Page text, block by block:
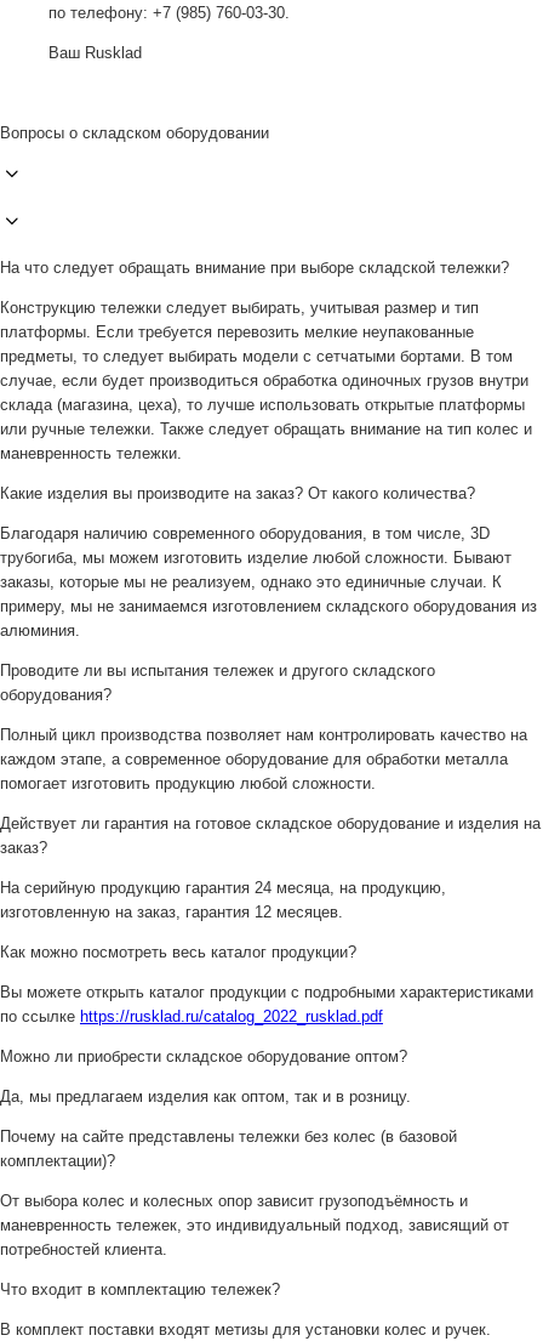
по телефону: +7 (985) 760-03-30.
Ваш Rusklad
Вопросы о складском оборудовании
На что следует обращать внимание при выборе складской тележки?
Конструкцию тележки следует выбирать, учитывая размер и тип
платформы. Если требуется перевозить мелкие неупакованные
предметы, то следует выбирать модели с сетчатыми бортами. В том
случае, если будет производиться обработка одиночных грузов внутри
склада (магазина, цеха), то лучше использовать открытые платформы
или ручные тележки. Также следует обращать внимание на тип колес и
маневренность тележки.
Какие изделия вы производите на заказ? От какого количества?
Благодаря наличию современного оборудования, в том числе, 3D
трубогиба, мы можем изготовить изделие любой сложности. Бывают
заказы, которые мы не реализуем, однако это единичные случаи. К
примеру, мы не занимаемся изготовлением складского оборудования из
алюминия.
Проводите ли вы испытания тележек и другого складского
оборудования?
Полный цикл производства позволяет нам контролировать качество на
каждом этапе, а современное оборудование для обработки металла
помогает изготовить продукцию любой сложности.
Действует ли гарантия на готовое складское оборудование и изделия на
заказ?
На серийную продукцию гарантия 24 месяца, на продукцию,
изготовленную на заказ, гарантия 12 месяцев.
Как можно посмотреть весь каталог продукции?
Вы можете открыть каталог продукции с подробными характеристиками
по ссылке https://rusklad.ru/catalog_2022_rusklad.pdf
Можно ли приобрести складское оборудование оптом?
Да, мы предлагаем изделия как оптом, так и в розницу.
Почему на сайте представлены тележки без колес (в базовой
комплектации)?
От выбора колес и колесных опор зависит грузоподъёмность и
маневренность тележек, это индивидуальный подход, зависящий от
потребностей клиента.
Что входит в комплектацию тележек?
В комплект поставки входят метизы для установки колес и ручек.